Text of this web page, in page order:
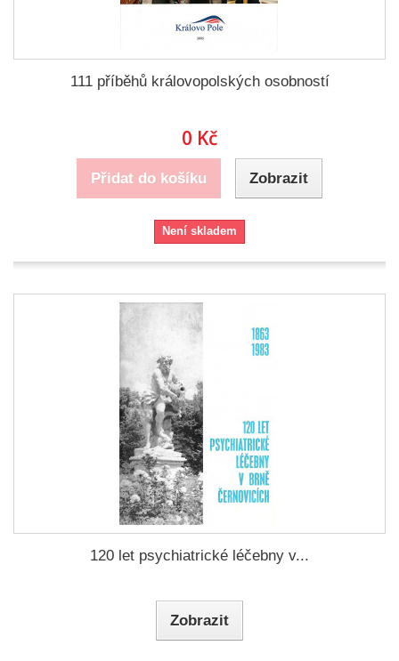
111 příběhů královopolských osobností
0 Kč
Přidat do košíku Zobrazit
Není skladem
120 let psychiatrické léčebny v...
Zobrazit